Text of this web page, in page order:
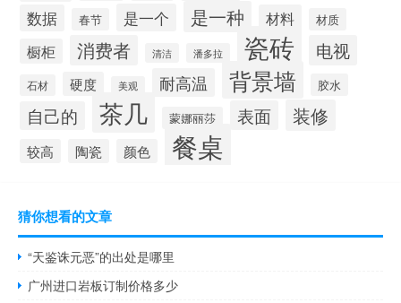
数据 春节 是一个 是一种 材料 材质
橱柜 消费者 清洁 潘多拉 瓷砖 电视
石材 硬度 美观 耐高温 背景墙 胶水
自己的 茶几 蒙娜丽莎 表面 装修
较高 陶瓷 颜色 餐桌
猜你想看的文章
“天鉴诛元恶”的出处是哪里
广州进口岩板订制价格多少